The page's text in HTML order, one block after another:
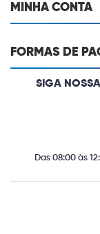
MINHA CONTA
FORMAS DE
SIGA
Das 08:00 às